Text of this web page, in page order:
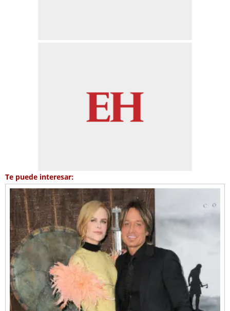
Te puede interesar: